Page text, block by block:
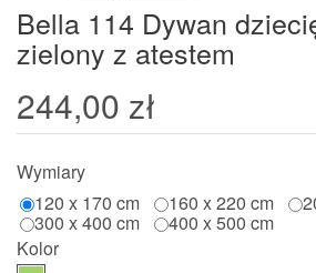
Bella 114 Dywan
zielony z atestem
244,00 zł
Wymiary
120 x 170 cm
160 x 220 cm
300 x 400 cm
400 x 500 cm
Kolor